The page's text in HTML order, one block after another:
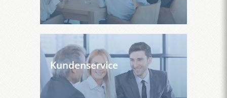
Kundenservice